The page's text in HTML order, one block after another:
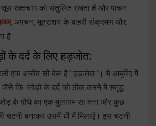
जूस रक्तचाप को संतुलित रखता है और पाचन
, अपचन, मूत्राशय के बाहरी संक्रमण और
है।
के दर्द के लिए हड़जोत:
एक अजीब-सी बेल है ' हड़जोत '। ये आयुर्वेद में
जैसे कि, जोड़ों के दर्द को ठीक करने में समृद्ध
के पौधे का एक मुलायम सा तना और कुछ
चटनी बनाकर उसमें घी में मिलाएँ। इस चटनी